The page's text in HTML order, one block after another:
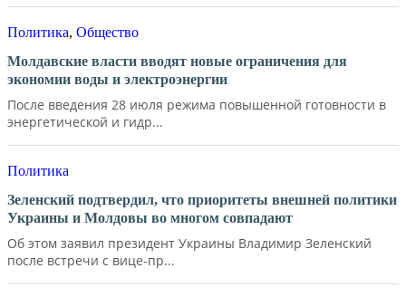
Политика, Общество
Молдавские власти вводят новые ограничения для
экономии воды и электроэнергии
После введения 28 июля режима повышенной готовности в
энергетической и гидр...
Политика
Зеленский подтвердил, что приоритеты внешней политики
Украины и Молдовы во многом совпадают
Об этом заявил президент Украины Владимир Зеленский
после встречи с вице-пр...